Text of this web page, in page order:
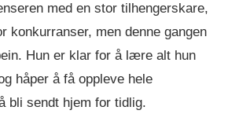
med en stor tilhengerskare,
konkurranser, men denne gangen
Hun er klar for å lære alt hun
håper å få oppleve hele
bli sendt hjem for tidlig.